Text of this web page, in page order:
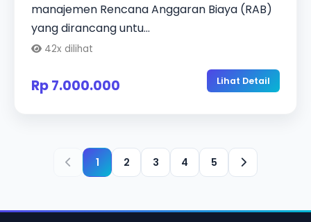
manajemen Rencana Anggaran Biaya (RAB)
yang dirancang untu...
42x dilihat
Rp 7.000.000 Lihat Detail
1 2 3 4 5